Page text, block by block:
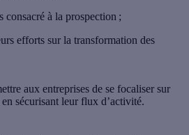
consacré à la prospection ;
efforts sur la transformation des
aux entreprises de se focaliser sur
sécurisant leur flux d’activité.